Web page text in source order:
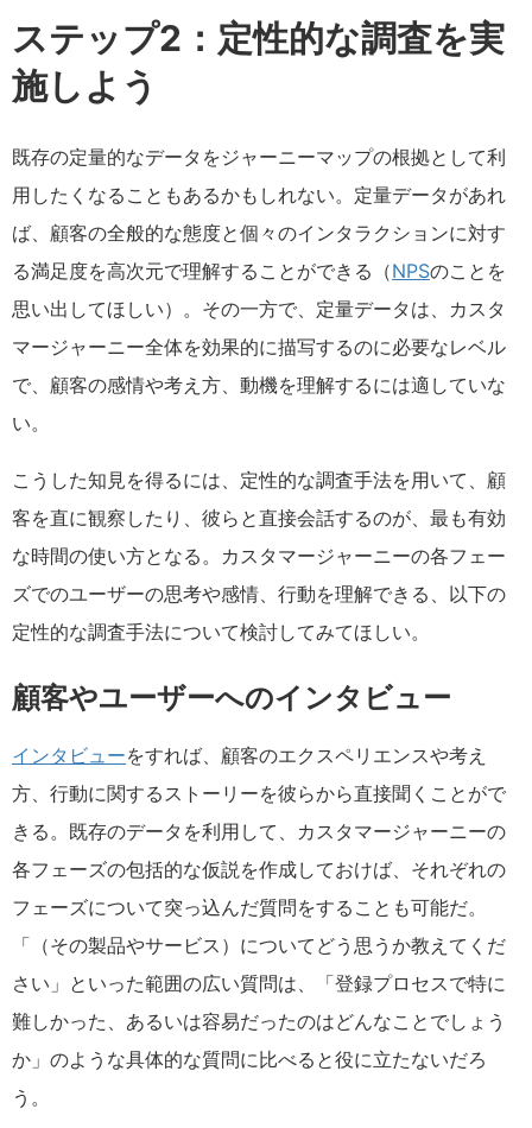
ステップ2：定性的な調査を実
施しよう
既存の定量的なデータをジャーニーマップの根拠として利
用したくなることもあるかもしれない。定量データがあれ
ば、顧客の全般的な態度と個々のインタラクションに対す
る満足度を高次元で理解することができる（NPSのことを
思い出してほしい）。その一方で、定量データは、カスタ
マージャーニー全体を効果的に描写するのに必要なレベル
で、顧客の感情や考え方、動機を理解するには適していな
い。
こうした知見を得るには、定性的な調査手法を用いて、顧
客を直に観察したり、彼らと直接会話するのが、最も有効
な時間の使い方となる。カスタマージャーニーの各フェー
ズでのユーザーの思考や感情、行動を理解できる、以下の
定性的な調査手法について検討してみてほしい。
顧客やユーザーへのインタビュー
インタビューをすれば、顧客のエクスペリエンスや考え
方、行動に関するストーリーを彼らから直接聞くことがで
きる。既存のデータを利用して、カスタマージャーニーの
各フェーズの包括的な仮説を作成しておけば、それぞれの
フェーズについて突っ込んだ質問をすることも可能だ。
「（その製品やサービス）についてどう思うか教えてくだ
さい」といった範囲の広い質問は、「登録プロセスで特に
難しかった、あるいは容易だったのはどんなことでしょう
か」のような具体的な質問に比べると役に立たないだろ
う。